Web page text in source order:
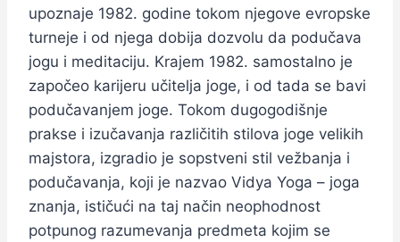
upoznaje 1982. godine tokom njegove evropske
turneje i od njega dobija dozvolu da podučava
jogu i meditaciju. Krajem 1982. samostalno je
započeo karijeru učitelja joge, i od tada se bavi
podučavanjem joge. Tokom dugogodišnje
prakse i izučavanja različitih stilova joge velikih
majstora, izgradio je sopstveni stil vežbanja i
podučavanja, koji je nazvao Vidya Yoga – joga
znanja, ističući na taj način neophodnost
potpunog razumevanja predmeta kojim se